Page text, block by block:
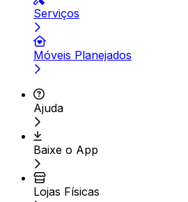
Serviços
Móveis Planejados
Ajuda
Baixe o App
Lojas Físicas